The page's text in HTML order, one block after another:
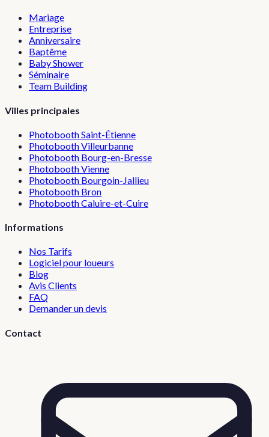
Mariage
Entreprise
Anniversaire
Baptême
Baby Shower
Séminaire
Team Building
Villes principales
PhotoboothSaint-Étienne
PhotoboothVilleurbanne
Photobooth Bourg-en-Bresse
PhotoboothVienne
Photobooth Bourgoin-Jallieu
Photobooth Bron
PhotoboothCaluire-et-Cuire
Informations
Nos Tarifs
Logiciel pour loueurs
Blog
Avis Clients
FAQ
Demander un devis
Contact